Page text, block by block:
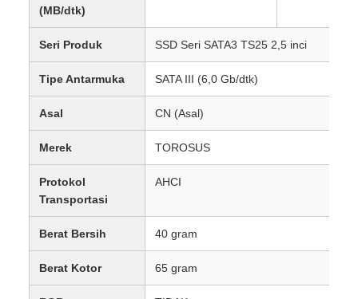
(MB/dtk)
Seri Produk SSD Seri SATA3 TS25 2,5 inci
Tipe Antarmuka SATA III (6,0 Gb/dtk)
Asal CN (Asal)
Merek TOROSUS
Protokol
Transportasi
AHCI
Berat Bersih 40 gram
Berat Kotor 65 gram